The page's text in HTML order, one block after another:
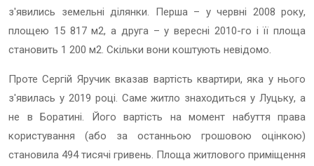
з'явились земельні ділянки. Перша – у червні 2008 року,
площею 15 817 м2, а друга – у вересні 2010-го і її площа
становить 1 200 м2. Скільки вони коштують невідомо.
Проте Сергій Яручик вказав вартість квартири, яка у нього
з'явилась у 2019 році. Саме житло знаходиться у Луцьку, а
не в Боратині. Його вартість на момент набуття права
користування (або за останньою грошовою оцінкою)
становила 494 тисячі гривень. Площа житлового приміщення